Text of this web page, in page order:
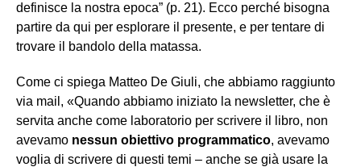
definisce la nostra epoca” (p. 21). Ecco perché bisogna
partire da qui per esplorare il presente, e per tentare di
trovare il bandolo della matassa.
Come ci spiega Matteo De Giuli, che abbiamo raggiunto
via mail, «Quando abbiamo iniziato la newsletter, che è
servita anche come laboratorio per scrivere il libro, non
avevamo nessun obiettivo programmatico, avevamo
voglia di scrivere di questi temi – anche se già usare la